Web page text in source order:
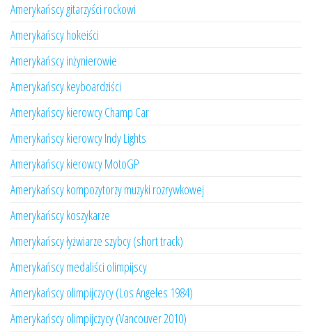
Amerykańscy gitarzyści rockowi
Amerykańscy hokeiści
Amerykańscy inżynierowie
Amerykańscy keyboardziści
Amerykańscy kierowcy Champ Car
Amerykańscy kierowcy Indy Lights
Amerykańscy kierowcy MotoGP
Amerykańscy kompozytorzy muzyki rozrywkowej
Amerykańscy koszykarze
Amerykańscy łyżwiarze szybcy (short track)
Amerykańscy medaliści olimpijscy
Amerykańscy olimpijczycy (Los Angeles 1984)
Amerykańscy olimpijczycy (Vancouver 2010)